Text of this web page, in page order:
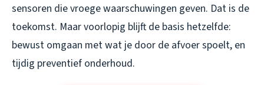
sensoren die vroege waarschuwingen geven. Dat is de
toekomst. Maar voorlopig blijft de basis hetzelfde:
bewust omgaan met wat je door de afvoer spoelt, en
tijdig preventief onderhoud.